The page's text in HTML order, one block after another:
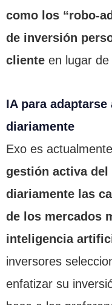
como los “robo-
de inversión
cliente en lugar
IA para
diariamente
Exo es
gestión activa del
diariamente las
de los mercados
inteligencia
inversores
enfatizar su